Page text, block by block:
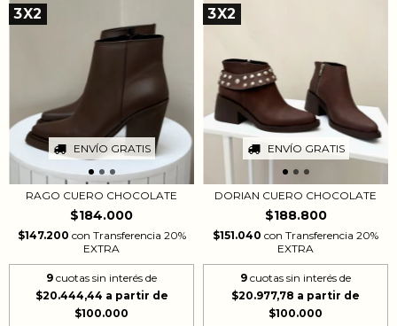
3X2
ENVÍO GRATIS
RAGO CUERO CHOCOLATE
$184.000
$147.200 con Transferencia 20%
EXTRA
9 cuotas sin interés de
$20.444,44
3X2
ENVÍO GRATIS
DORIAN CUERO CHOCOLATE
$188.800
$151.040 con Transferencia 20%
EXTRA
9 cuotas sin interés de
$20.977,78